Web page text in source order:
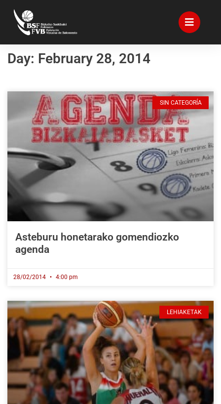
Day: February 28, 2014
SIN CATEGORÍA
Asteburu honetarako gomendiozko
agenda
28/02/2014 4:00 pm
LEHIAKETAK